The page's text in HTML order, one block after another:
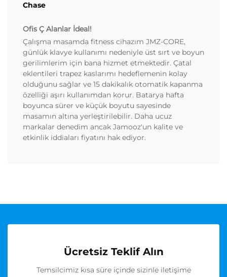
Chase
Ofis Ç Alanlar İdeal!
Çalışma masamda fitness cihazım JMZ-CORE,
günlük klavye kullanımı nedeniyle üst sırt ve boyun
gerilimlerim için bana hizmet etmektedir. Çatal
eklentileri trapez kaslarımı hedeflemenin kolay
olduğunu sağlar ve 15 dakikalık otomatik kapanma
özelliği aşırı kullanımdan korur. Batarya hafta
boyunca sürer ve küçük boyutu sayesinde
masamın altına yerleştirilebilir. Daha ucuz
markalar denedim ancak Jamooz'un kalite ve
etkinlik iddiaları fiyatını hak ediyor.
Ücretsiz Teklif Alın
Temsilcimiz kısa süre içinde sizinle iletişime